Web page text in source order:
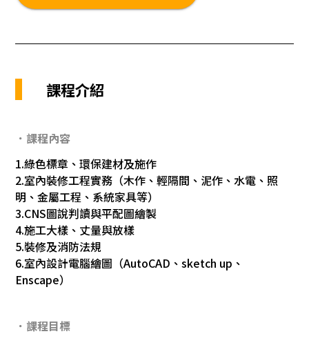
課程介紹
．課程內容
1.綠色標章、環保建材及施作
2.室內裝修工程實務（木作、輕隔間、泥作、水電、照
明、金屬工程、系統家具等）
3.CNS圖說判讀與平配圖繪製
4.施工大樣、丈量與放樣
5.裝修及消防法規
6.室內設計電腦繪圖（AutoCAD、sketch up、
Enscape）
．課程目標